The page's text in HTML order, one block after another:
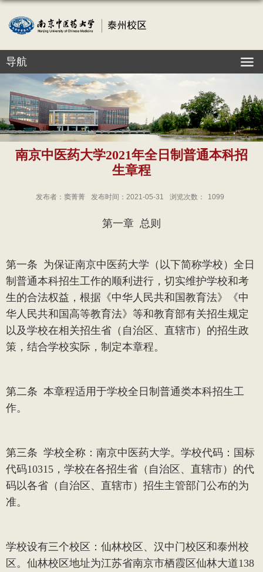
导航
南京中医药大学2021年全日制普通本科招
生章程
发布者：窦菁菁 发布时间：2021-05-31 浏览次数： 1099
第一章 总则
第一条 为保证南京中医药大学（以下简称学校）全日
制普通本科招生工作的顺利进行，切实维护学校和考
生的合法权益，根据《中华人民共和国教育法》《中
华人民共和国高等教育法》等和教育部有关招生规定
以及学校在相关招生省（自治区、直辖市）的招生政
策，结合学校实际，制定本章程。
第二条 本章程适用于学校全日制普通类本科招生工
作。
第三条 学校全称：南京中医药大学。学校代码：国标
代码10315 ，学校在各招生省（自治区、直辖市）的代
码以各省（自治区、直辖市）招生主管部门公布的为
准。
学校设有三个校区：仙林校区、汉中门校区和泰州校
区。仙林校区地址为江苏省南京市栖霞区仙林大道138